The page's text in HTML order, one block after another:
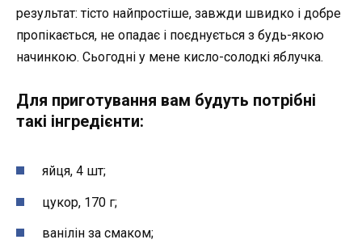
результат: тісто найпростіше, завжди швидко і добре
пропікається, не опадає і поєднується з будь-якою
начинкою. Сьогодні у мене кисло-солодкі яблучка.
Для приготування вам будуть потрібні
такі інгредієнти:
яйця, 4 шт;
цукор, 170 г;
ванілін за смаком;